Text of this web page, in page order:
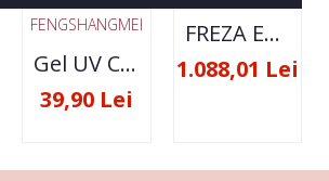
FENGSHANGMEI
Gel UV Constructie FSM 50ML - 07
39,90 Lei
FREZA ELECTRICA STRONG 210 35000 RPM- ORIGINALA
1.088,01 Lei